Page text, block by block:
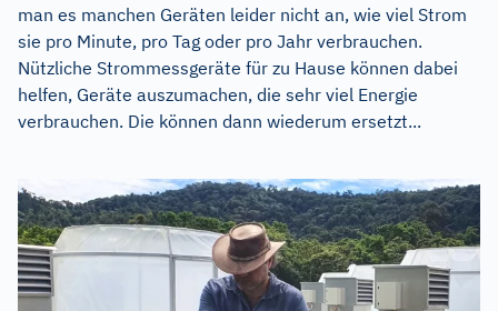
man es manchen Geräten leider nicht an, wie viel Strom
sie pro Minute, pro Tag oder pro Jahr verbrauchen.
Nützliche Strommessgeräte für zu Hause können dabei
helfen, Geräte auszumachen, die sehr viel Energie
verbrauchen. Die können dann wiederum ersetzt...